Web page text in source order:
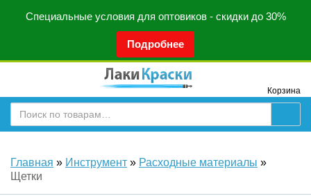
Специальные условия для оптовиков - скидки до 30%
Подробнее
Корзина
Главная » Инструмент » Расходные материалы »
Щетки